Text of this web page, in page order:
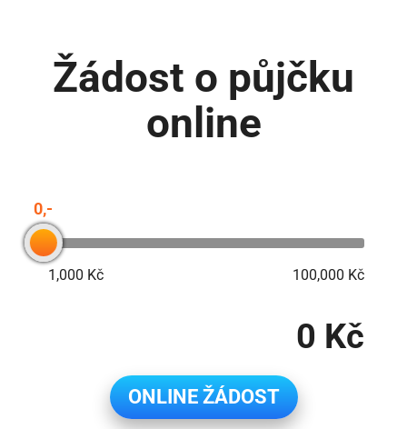
Žádost o půjčku
online
0,-
1,000 Kč 100,000 Kč
0 Kč
ONLINE ŽÁDOST